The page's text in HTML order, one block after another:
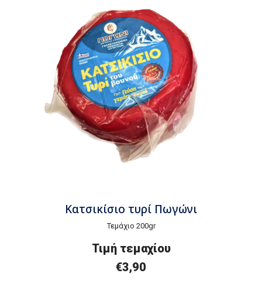
Κατσικίσιο τυρί Πωγώνι
Τεμάχιο 200gr
Τιμή τεμαχίου
€3,90